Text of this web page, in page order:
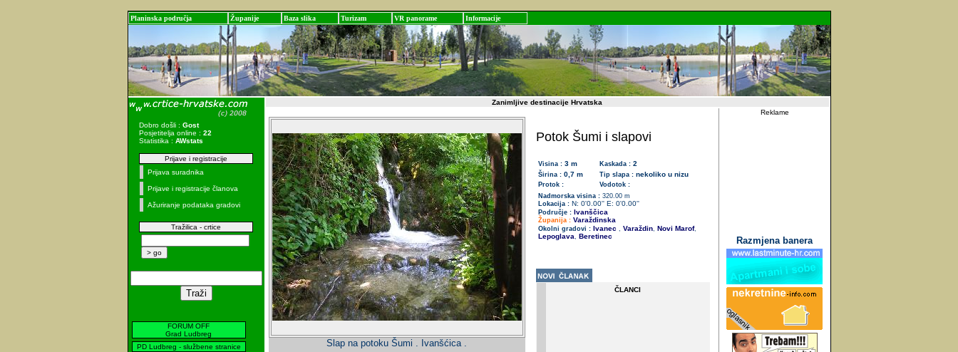
Planinska područja Županije Baza slika Turizam VR panorame Informacije
Dobro došli : Gost
Posjetitelja online : 22
Statistika : AWstats
Prijave i registracije
Prijava suradnika
Prijave i registracije članova
Ažuriranje podataka gradovi
Tražilica - crtice
FORUM OFF
Grad Ludbreg
PD Ludbreg - službene stranice
Zanimljive destinacije Hrvatska
Slap na potoku Šumi . Ivanšćica .
Potok Šumi i slapovi
Visina : 3 m Kaskada : 2
Širina : 0,7 m Tip slapa : nekoliko u nizu
Protok :
Vodotok :
Nadmorska visina :320.00 m
Lokacija : N: 0'0.00'' E: 0'0.00''
Područje : Ivanščica
Županija : Varaždinska
Okolni gradovi : Ivanec , Varaždin, Novi Marof,
Lepoglava, Beretinec
ČLANCI
Reklame
Razmjena banera